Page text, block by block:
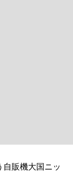
販機大国ニッ